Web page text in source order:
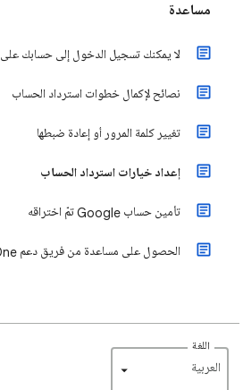
مساعدة
لا يمكنك تسجيل الدخول إلى حسابك على Google
نصائح لإكمال خطوات استرداد الحساب
تغيير كلمة المرور أو إعادة ضبطها
إعداد خيارات استرداد الحساب
تأمين حساب Google تمّ اختراقه
الحصول على مساعدة من فريق دعم Google One
اللغة
‏العربية